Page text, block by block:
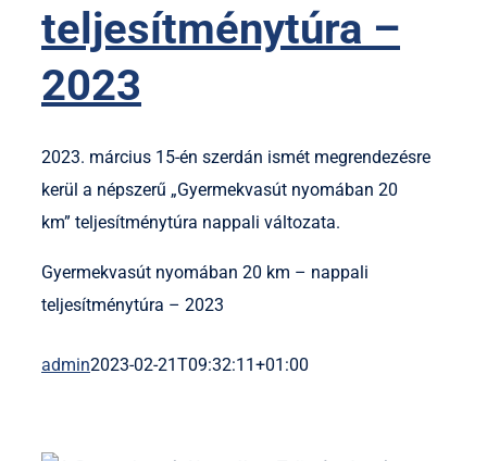
teljesítménytúra –
2023
2023. március 15-én szerdán ismét megrendezésre
kerül a népszerű „Gyermekvasút nyomában 20
km” teljesítménytúra nappali változata.
Gyermekvasút nyomában 20 km – nappali
teljesítménytúra – 2023
admin2023-02-21T09:32:11+01:00